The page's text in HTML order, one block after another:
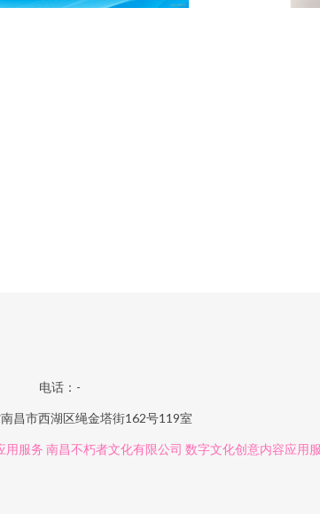
电话：-
昌市西湖区绳金塔街162号119室
用服务 南昌不朽者文化有限公司 数字文化创意内容应用